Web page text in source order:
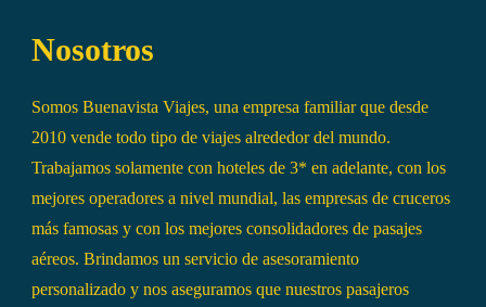
Nosotros
Somos Buenavista Viajes, una empresa familiar que desde
2010 vende todo tipo de viajes alrededor del mundo.
Trabajamos solamente con hoteles de 3* en adelante, con los
mejores operadores a nivel mundial, las empresas de cruceros
más famosas y con los mejores consolidadores de pasajes
aéreos. Brindamos un servicio de asesoramiento
personalizado y nos aseguramos que nuestros pasajeros